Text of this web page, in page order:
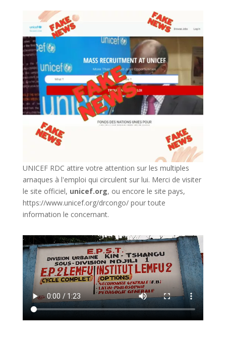
UNICEF RDC attire votre attention sur les multiples
arnaques à l'emploi qui circulent sur lui. Merci de visiter
le site officiel, unicef.org, ou encore le site pays,
https://www.unicef.org/drcongo/pour toute
information le concernant.